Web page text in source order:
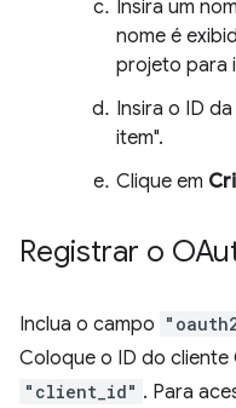
Insira um
nome é
projeto para
Insira o ID
item".
Clique em
Registrar o
Inclua o campo
Coloque o ID do cliente
"client_id" . Para